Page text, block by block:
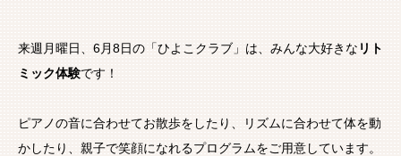
来週月曜日、6月8日の「ひよこクラブ」は、みんな大好きな リト
ミック体験です！
ピアノの音に合わせてお散歩をしたり、リズムに合わせて体を動
かしたり、親子で笑顔になれるプログラムをご用意しています。